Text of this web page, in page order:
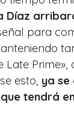
Díaz
para
Prime»,
esto, ya se
tendrá